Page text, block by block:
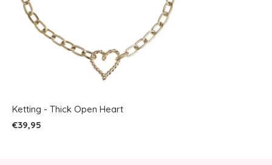
Ketting - Thick Open Heart
€39,95